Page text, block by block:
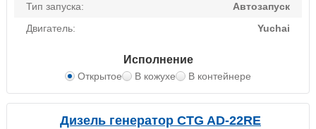
Тип запуска:
Автозапуск
Двигатель:
Yuchai
Исполнение
Открытое В кожухе В контейнере
Дизель генератор CTG AD-22RE